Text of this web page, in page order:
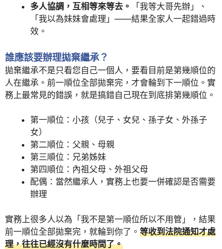
多人協調，互相等來等去。
「我等大哥先辦」、
「我以為妹妹會處理」——結果全家人一起錯過時
效。
誰應該要辦理拋棄繼承？
拋棄繼承不是只看您自己一個人，要看目前是第幾順位的
人在繼承。前一順位全部拋棄完，才會輪到下一順位。實
務上最常見的錯誤，就是搞錯自己現在到底排第幾順位。
第一順位：小孩（兒子、女兒、孫子女、外孫子
女）
第二順位：父親、母親
第三順位：兄弟姊妹
第四順位：內祖父母、外祖父母
配偶：當然繼承人，實務上也要一併確認是否需要
辦理
實務上很多人以為「我不是第一順位所以不用管」，結果
前一順位全部拋棄完，就輪到你了。 等收到法院通知才處
理，往往已經沒有什麼時間了。